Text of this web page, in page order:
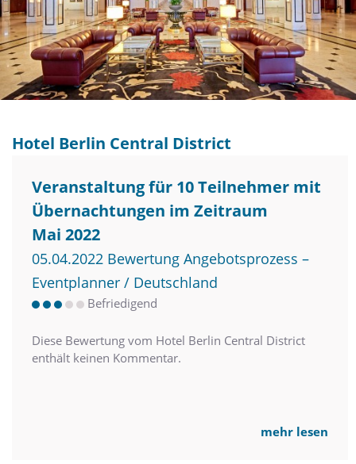
Hotel Berlin Central District
Veranstaltung für 10 Teilnehmer mit
Übernachtungen im Zeitraum
Mai 2022
05.04.2022 Bewertung Angebotsprozess –
Eventplanner / Deutschland
Befriedigend
Diese Bewertung vom Hotel Berlin Central District
enthält keinen Kommentar.
mehr lesen